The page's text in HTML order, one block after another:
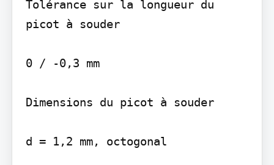
Tolérance sur la longueur du
picot à souder
0 / -0,3 mm
Dimensions du picot à souder